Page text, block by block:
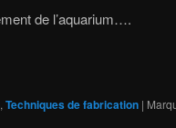
de l’aquarium….
, Techniques de fabrication |